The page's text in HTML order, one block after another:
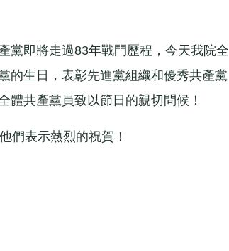
即將走過83年戰鬥歷程，今天我院全
的生日，表彰先進黨組織和優秀共產黨
體共產黨員致以節日的親切問候！
表示熱烈的祝賀！